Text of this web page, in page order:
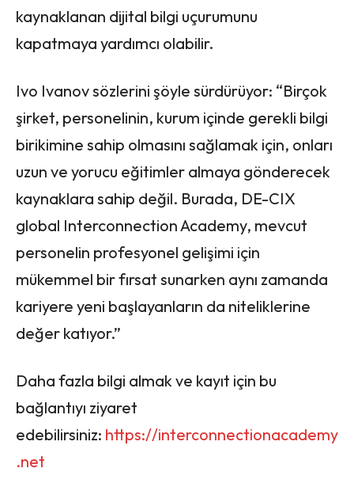
kaynaklanan dijital bilgi uçurumunu
kapatmaya yardımcı olabilir.
Ivo Ivanov sözlerini şöyle sürdürüyor: “Birçok
şirket, personelinin, kurum içinde gerekli bilgi
birikimine sahip olmasını sağlamak için, onları
uzun ve yorucu eğitimler almaya gönderecek
kaynaklara sahip değil. Burada, DE-CIX
global Interconnection Academy, mevcut
personelin profesyonel gelişimi için
mükemmel bir fırsat sunarken aynı zamanda
kariyere yeni başlayanların da niteliklerine
değer katıyor.”
Daha fazla bilgi almak ve kayıt için bu
bağlantıyı ziyaret
edebilirsiniz: https://interconnectionacademy
.net